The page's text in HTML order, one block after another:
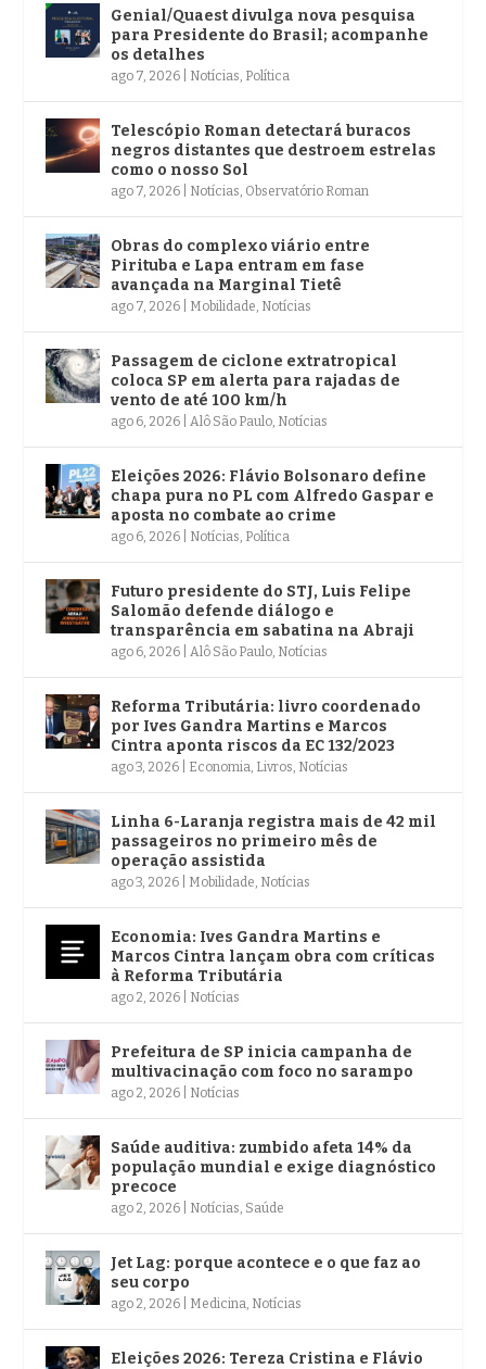
Genial/Quaest divulga nova pesquisa
para Presidente do Brasil; acompanhe
os detalhes
ago 7, 2026 Notícias Política
Telescópio Roman detectará buracos
negros distantes que destroem estrelas
como o nosso Sol
ago 7, 2026 Notícias Observatório Roman
Obras do complexo viário entre
Pirituba e Lapa entram em fase
avançada na Marginal Tietê
ago 7, 2026 Mobilidade Notícias
Passagem de ciclone extratropical
coloca SP em alerta para rajadas de
vento de até 100 km/h
ago 6, 2026 Alô São Paulo Notícias
Eleições 2026: Flávio Bolsonaro define
chapa pura no PL com Alfredo Gaspar e
aposta no combate ao crime
ago 6, 2026 Notícias Política
Futuro presidente do STJ, Luis Felipe
Salomão defende diálogo e
transparência em sabatina na Abraji
ago 6, 2026 Alô São Paulo Notícias
Reforma Tributária: livro coordenado
por Ives Gandra Martins e Marcos
Cintra aponta riscos da EC 132/2023
ago 3, 2026 Economia Livros Notícias
Linha 6-Laranja registra mais de 42 mil
passageiros no primeiro mês de
operação assistida
ago 3, 2026 Mobilidade Notícias
Economia: Ives Gandra Martins e
Marcos Cintra lançam obra com críticas
à Reforma Tributária
ago 2, 2026 Notícias
Prefeitura de SP inicia campanha de
multivacinação com foco no sarampo
ago 2, 2026 Notícias
Saúde auditiva: zumbido afeta 14% da
população mundial e exige diagnóstico
precoce
ago 2, 2026 Notícias Saúde
Jet Lag: porque acontece e o que faz ao
seu corpo
ago 2, 2026 Medicina Notícias
Eleições 2026: Tereza Cristina e Flávio